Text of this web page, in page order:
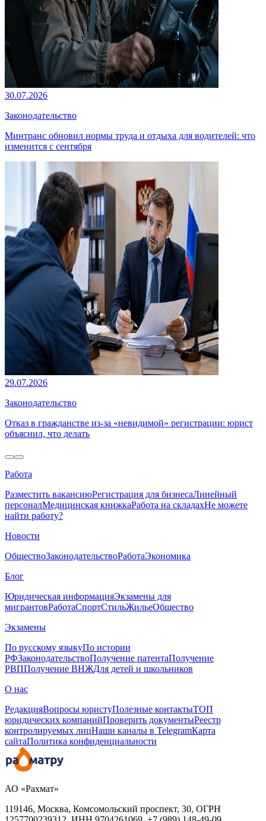
30.07.2026
Законодательство
Минтранс обновил нормы труда и отдыха для водителей: что
изменится с сентября
29.07.2026
Законодательство
Отказ в гражданстве из-за «невидимой» регистрации: юрист
объяснил, что делать
Работа
Разместить вакансиюРегистрация для бизнесаЛинейный
персоналМедицинская книжкаРабота на складахНе можете
найти работу?
Новости
ОбществоЗаконодательствоРаботаЭкономика
Блог
Юридическая информацияЭкзамены для
мигрантовРаботаСпортСтильЖильеОбщество
Экзамены
По русскому языкуПо истории
РФЗаконодательствоПолучение патентаПолучение
РВППолучение ВНЖДля детей и школьников
О нас
РедакцияВопросы юристуПолезные контактыТОП
юридических компанийПроверить документыРеестр
контролируемых лицНаши каналы в TelegramКарта
сайтаПолитика конфиденциальности
АО «Рахмат»
119146, Москва, Комсомольский проспект, 30, ОГРН